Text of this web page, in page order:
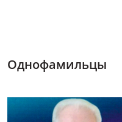
Однофамильцы